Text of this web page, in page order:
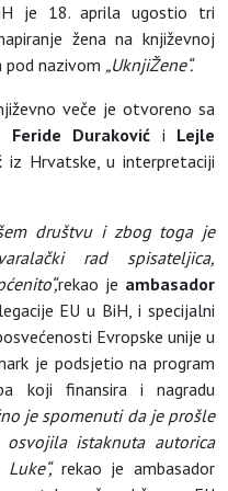
je 18. aprila ugostio tri
žena na književnoj
pod nazivom „UknjiŽene“.
veče je otvoreno sa
Feride Duraković i Lejle
iz Hrvatske, u interpretaciji
društvu i zbog toga je
rad spisateljica,
rekao je ambasador
EU u BiH, i specijalni
Evropske unije u
je podsjetio na program
koji finansira i nagradu
je spomenuti da je prošle
istaknuta autorica
rekao je ambasador